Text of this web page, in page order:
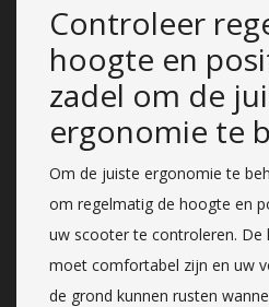
Controleer
hoogte en
zadel om de
ergonomie te
Om de juiste ergonomie te
om regelmatig de hoogte en
uw scooter te controleren. De
moet comfortabel zijn en uw
de grond kunnen rusten